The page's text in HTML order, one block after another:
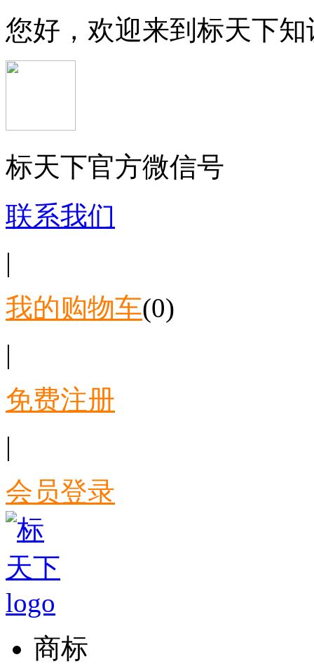
您好，欢迎来到标天下
标天下官方微信号
联系我们
|
我的购物车(0)
|
免费注册
|
会员登录
商标